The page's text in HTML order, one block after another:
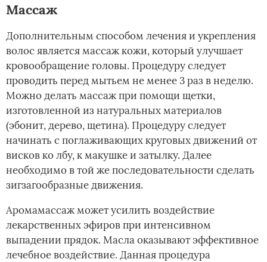
Массаж
Дополнительным способом лечения и укрепления
волос является массаж кожи, который улучшает
кровообращение головы. Процедуру следует
проводить перед мытьем не менее 3 раз в неделю.
Можно делать массаж при помощи щетки,
изготовленной из натуральных материалов
(эбонит, дерево, щетина). Процедуру следует
начинать с поглаживающих круговых движений от
висков ко лбу, к макушке и затылку. Далее
необходимо в той же последовательности сделать
зигзагообразные движения.
Аромамассаж может усилить воздействие
лекарственных эфиров при интенсивном
выпадении прядок. Масла оказывают эффективное
лечебное воздействие. Данная процедура